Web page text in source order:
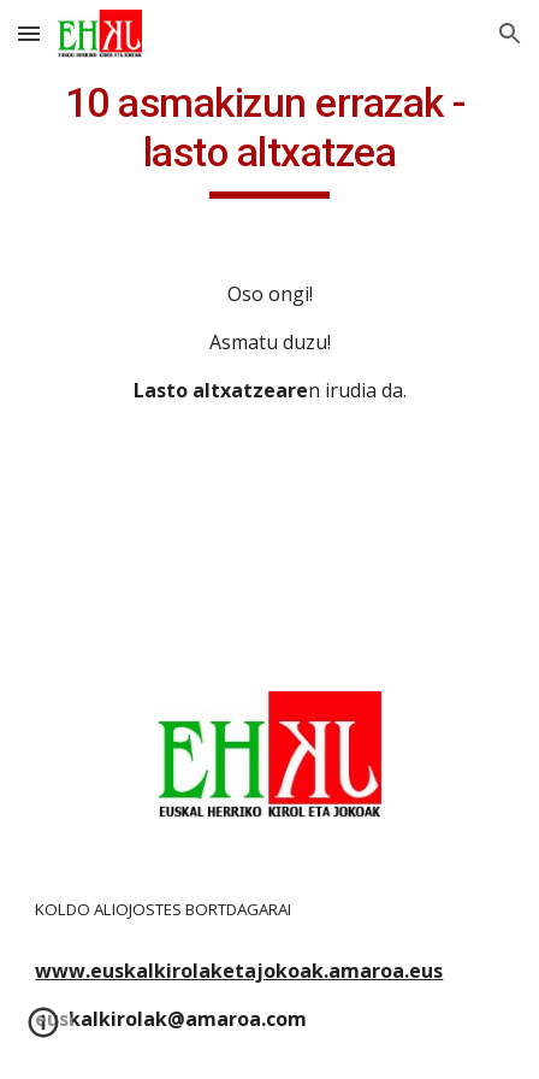
Skip to main content Skip to navigation
10 asmakizun errazak -
lasto altxatzea
Oso ongi!
Asmatu duzu!
Lasto altxatzearen irudia da.
KOLDO ALIOJOSTES BORTDAGARAI
www.euskalkirolaketajokoak.amaroa.eus
euskalkirolak@amaroa.com